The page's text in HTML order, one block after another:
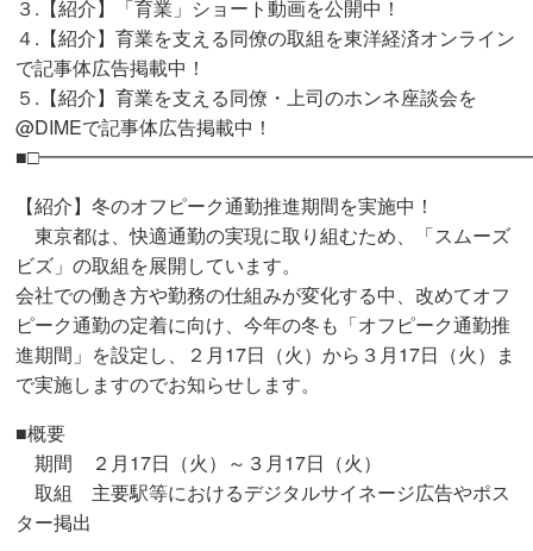
３.【紹介】「育業」ショート動画を公開中！
４.【紹介】育業を支える同僚の取組を東洋経済オンライン
で記事体広告掲載中！
５.【紹介】育業を支える同僚・上司のホンネ座談会を
@DIMEで記事体広告掲載中！
【紹介】冬のオフピーク通勤推進期間を実施中！
東京都は、快適通勤の実現に取り組むため、「スムーズ
ビズ」の取組を展開しています。
会社での働き方や勤務の仕組みが変化する中、改めてオフ
ピーク通勤の定着に向け、今年の冬も「オフピーク通勤推
進期間」を設定し、２月17日（火）から３月17日（火）ま
で実施しますのでお知らせします。
■概要
期間 ２月17日（火）～３月17日（火）
取組 主要駅等におけるデジタルサイネージ広告やポス
ター掲出